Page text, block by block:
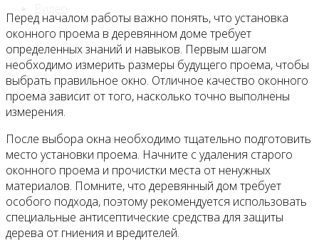
Перед началом работы важно понять, что установка
оконного проема в деревянном доме требует
определенных знаний и навыков. Первым шагом
необходимо измерить размеры будущего проема, чтобы
выбрать правильное окно. Отличное качество оконного
проема зависит от того, насколько точно выполнены
измерения.
После выбора окна необходимо тщательно подготовить
место установки проема. Начните с удаления старого
оконного проема и прочистки места от ненужных
материалов. Помните, что деревянный дом требует
особого подхода, поэтому рекомендуется использовать
специальные антисептические средства для защиты
дерева от гниения и вредителей.